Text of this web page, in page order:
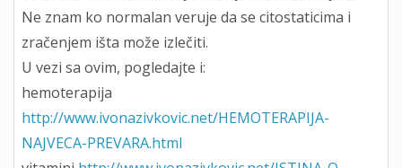
Ne znam ko normalan veruje da se citostaticima i
zračenjem išta može izlečiti.
U vezi sa ovim, pogledajte i:
hemoterapija
http://www.ivonazivkovic.net/HEMOTERAPIJA-
NAJVECA-PREVARA.html